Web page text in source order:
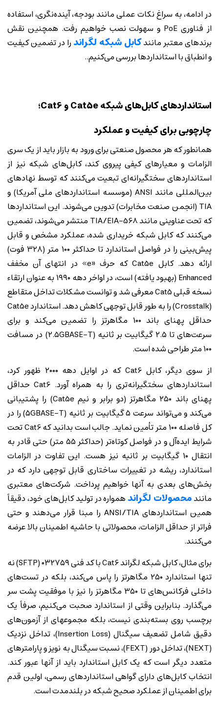
در ادامه، به سراغ نکات عملی مانند بودجه، آینده‌نگری، استفاده
از فناوری PoE و سهولت نصب خواهیم رفت. همچنین نقش
برندهای معتبر مانندکابل شبکه لگراندرا در تضمین کیفیت
و انطباق با استانداردها بررسی می‌کنیم..
استانداردهای کابل‌های شبکه Cat5e و Cat6؛
چارچوبی برای کیفیت و عملکرد
همانطور که هر محصول صنعتی برای ورود به بازار باید از یک سری
الزامات و معیارهای کیفی پیروی کند، کابل‌های شبکه نیز از
استانداردهای سختگیرانه‌ای تبعیت می‌کنند که توسط نهادهای
بین‌المللی مانند ANSI (موسسه استانداردهای ملی آمریکا) و
TIA (انجمن صنعت مخابرات) تدوین می‌شوند. این استانداردها
که تحت عناوینی مانند TIA/EIA-568 منتشر می‌شوند، تضمین
می‌کنند که کابل شبکه خریداری شده، عملکرد مشخص و قابل
پیش‌بینی را در فواصل استاندارد تا حداکثر ۱۰۰ متر (۳۲۸ فوت)
ارائه دهد. کابل Cat5e که حرف «e» در انتهای آن مخفف
Enhanced (بهبود یافته) است، در اواخر دهه ۱۹۹۰ به عنوان ارتقاء
نسخه قبلی Cat5 معرفی شد و توانست مشکلات تداخل متقاطع
(Crosstalk) را به طور قابل توجهی کاهش دهد. استاندارد Cat5e
حداقل پهنای باند ۱۰۰ مگاهرتز را تضمین می‌کند و برای
سرعت‌های تا ۲.۵ گیگابیت بر ثانیه (۲.۵GBASE-T) در مسافت
۱۰۰ متر طراحی شده است.
از سوی دیگر، کابل Cat6 که در اوایل دهه ۲۰۰۰ ظهور کرد،
استانداردهای سختگیرانه‌تری را به همراه آورد. Cat6 حداقل
پهنای باند ۲۵۰ مگاهرتز (دو برابر و نیم Cat5e) را پشتیبانی
می‌کند و می‌تواند سرعت ۵ گیگابیت بر ثانیه (۵GBASE-T) را در
کل فاصله ۱۰۰ متر تأمین نماید. جالب است بدانید که Cat6 تحت
شرایط ایده‌آل و در فواصل کوتاه‌تر (حداکثر ۵۵ متر) حتی قادر به
انتقال ۱۰ گیگابیت بر ثانیه نیز هست. این تفاوت در الزامات
استاندارد، ریشه در تغییرات ساختاری قابل توجهی دارد که در
بخش‌های بعدی به آنها خواهیم پرداخت. شرکت‌های معتبری
مانندمحصولات لگراندهمواره در تولید کابل‌های خود، دقیقاً
همین استانداردهای ANSI/TIA را مبنا قرار می‌دهند و حتی
فراتر از حداقل الزامات، محصولاتی با حاشیه اطمینان بالا عرضه
می‌کنند.
برای مثال، کابل شبکه لگراند Cat6 با کد فنی ۰۳۲۷۵۹ (SFTP) نه
تنها استاندارد ۲۵۰ مگاهرتز را پاس می‌کند، بلکه در تست‌های
داخلی فرکانس‌های تا ۳۵۰ مگاهرتز را نیز با موفقیت پشت سر
می‌گذارد. بنابراین وقتی از استاندارد صحبت می‌کنیم، صرفاً یک
برچسب روی بسته‌بندی نیست، بلکه مجموعهای از آزمون‌های
دقیق شامل تضعیف سیگنال (Insertion Loss)، تداخل نزدیک
(NEXT)، تداخل دور (FEXT)، نسبت سیگنال به نویز و پارامترهای
متعدد دیگر است که یک کابل استاندارد باید از آنها عبور کند.
انتخاب کابل‌های دارای گواهی استانداردهای رسمی، اولین قدم
برای اطمینان از عملکرد صحیح شبکه در بلندمدت است.